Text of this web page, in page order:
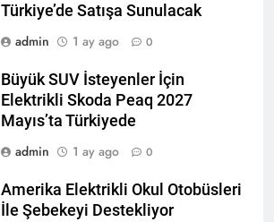
Türkiye’de Satışa Sunulacak
admin
1 ay ago 0
Büyük SUV İsteyenler İçin
Elektrikli Skoda Peaq 2027
Mayıs’ta Türkiyede
admin
1 ay ago 0
Amerika Elektrikli Okul Otobüsleri
İle Şebekeyi Destekliyor